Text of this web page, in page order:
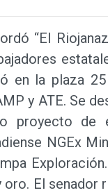
“El
en la plaza
y ATE. Se
proyecto de
NGEx
El senador